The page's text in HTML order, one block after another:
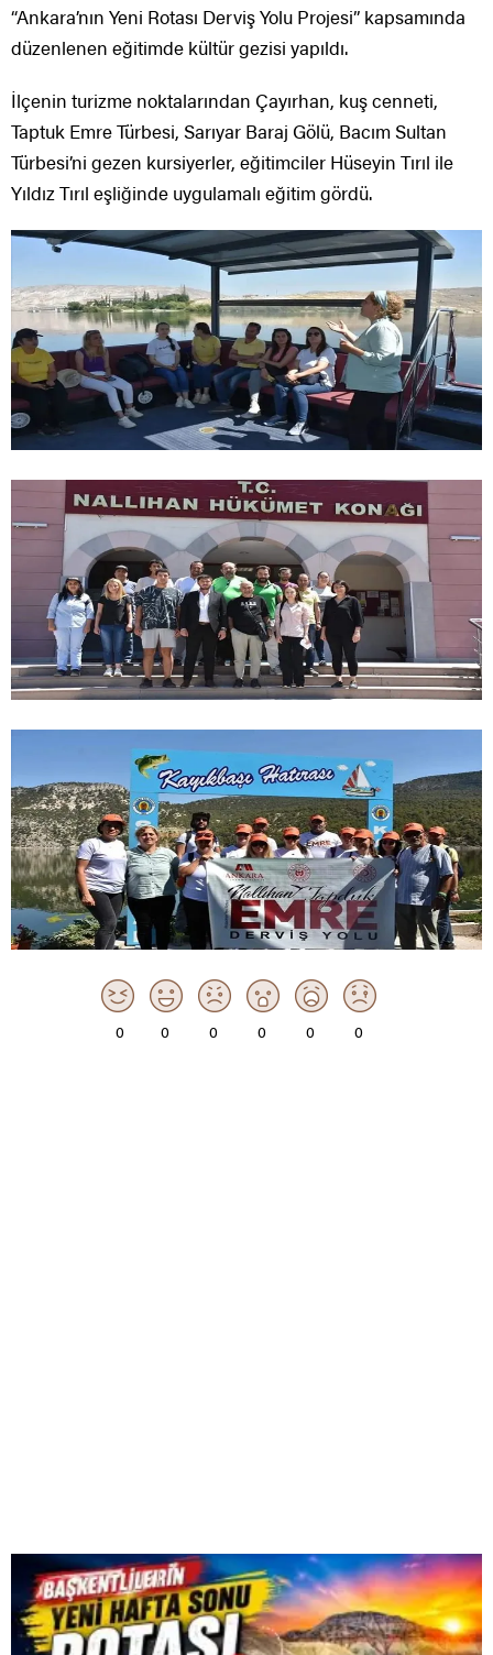
“Ankara’nın Yeni Rotası Derviş Yolu Projesi” kapsamında
düzenlenen eğitimde kültür gezisi yapıldı.
İlçenin turizme noktalarından Çayırhan, kuş cenneti,
Taptuk Emre Türbesi, Sarıyar Baraj Gölü, Bacım Sultan
Türbesi’ni gezen kursiyerler, eğitimciler Hüseyin Tırıl ile
Yıldız Tırıl eşliğinde uygulamalı eğitim gördü.
0 0 0 0 0 0